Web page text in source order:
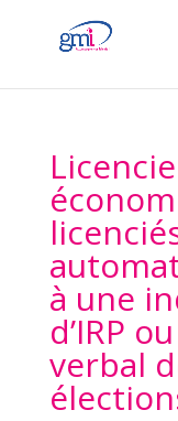
à une
d’IRP
verbal